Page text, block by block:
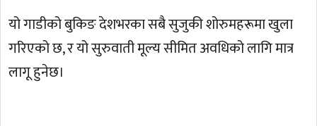
यो गाडीको बुकिङ देशभरका सबै सुजुकी शोरुमहरूमा खुला
गरिएको छ, र यो सुरुवाती मूल्य सीमित अवधिको लागि मात्र
लागू हुनेछ।